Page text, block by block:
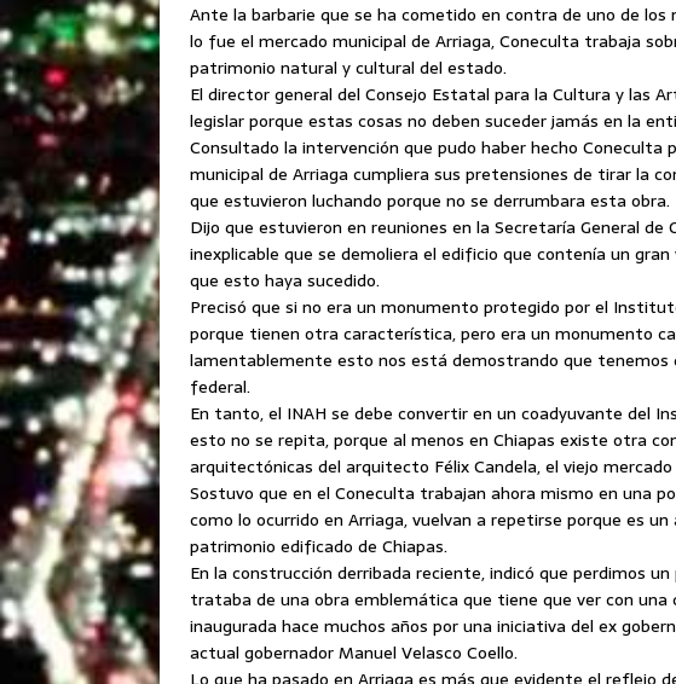
Ante la barbarie que se ha cometido en contra de uno de
lo fue el mercado municipal de Arriaga, Coneculta trabaja
patrimonio natural y cultural del estado.
El director general del Consejo Estatal para la Cultura y las
legislar porque estas cosas no deben suceder jamás en la
Consultado la intervención que pudo haber hecho
municipal de Arriaga cumpliera sus pretensiones de tirar la
que estuvieron luchando porque no se derrumbara esta obra.
Dijo que estuvieron en reuniones en la Secretaría General de
inexplicable que se demoliera el edificio que contenía un
que esto haya sucedido.
Precisó que si no era un monumento protegido por el
porque tienen otra característica, pero era un monumento
lamentablemente esto nos está demostrando que tenemos
federal.
En tanto, el INAH se debe convertir en un coadyuvante del
esto no se repita, porque al menos en Chiapas existe otra
arquitectónicas del arquitecto Félix Candela, el viejo
Sostuvo que en el Coneculta trabajan ahora mismo en una
como lo ocurrido en Arriaga, vuelvan a repetirse porque es
patrimonio edificado de Chiapas.
En la construcción derribada reciente, indicó que perdimos
trataba de una obra emblemática que tiene que ver con
inaugurada hace muchos años por una iniciativa del ex
actual gobernador Manuel Velasco Coello.